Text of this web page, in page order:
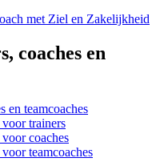
met Ziel en Zakelijkheid
coaches en
en teamcoaches
trainers
coaches
teamcoaches